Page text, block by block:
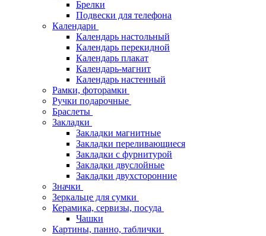
Брелки
Подвески для телефона
Календари
Календарь настольный
Календарь перекидной
Календарь плакат
Календарь-магнит
Календарь настенный
Рамки, фоторамки
Ручки подарочные
Браслеты
Закладки
Закладки магнитные
Закладки переливающиеся
Закладки с фурнитурой
Закладки двуслойные
Закладки двухсторонние
Значки
Зеркальце для сумки
Керамика, сервизы, посуда
Чашки
Картины, панно, таблички